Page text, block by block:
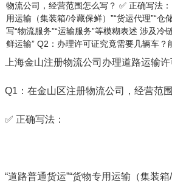
物流公司，经营范围怎么写？ ✅ 正确写法
用运输（集装箱/冷藏保鲜）”“货运代理”“仓
写“物流服务”“运输服务”等模糊表述 涉及冷
鲜运输” Q2：办理许可证究竟需要几辆车？
上海金山注册物流公司办理道路运输
Q1：在金山区注册物流公司，经营范
✅ 正确写法：
“道路普通货运”“货物专用运输（集装